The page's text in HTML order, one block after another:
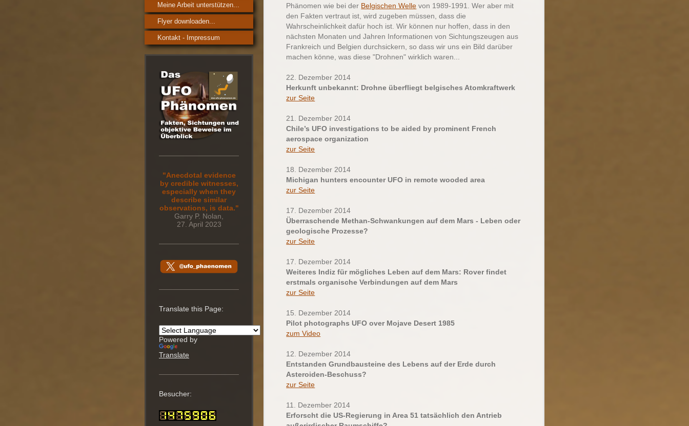
Meine Arbeit unterstützen...
Flyer downloaden...
Kontakt - Impressum
"Anecdotal evidence
by credible witnesses,
especially when they
describe similar
observations, is data."
Garry P. Nolan,
27. April 2023
Translate this Page:
Powered by
Translate
Besucher:
Phänomen wie bei der Belgischen Welle von 1989-1991. Wer aber mit
den Fakten vertraut ist, wird zugeben müssen, dass die
Wahrscheinlichkeit dafür hoch ist. Wir können nur hoffen, dass in den
nächsten Monaten und Jahren Informationen von Sichtungszeugen aus
Frankreich und Belgien durchsickern, so dass wir uns ein Bild darüber
machen könne, was diese "Drohnen" wirklich waren...
22. Dezember 2014
Herkunft unbekannt: Drohne überfliegt belgisches Atomkraftwerk
zur Seite
21. Dezember 2014
Chile’s UFO investigations to be aided by prominent French
aerospace organization
zur Seite
18. Dezember 2014
Michigan hunters encounter UFO in remote wooded area
zur Seite
17. Dezember 2014
Überraschende Methan-Schwankungen auf dem Mars - Leben oder
geologische Prozesse?
zur Seite
17. Dezember 2014
Weiteres Indiz für mögliches Leben auf dem Mars: Rover findet
erstmals organische Verbindungen auf dem Mars
zur Seite
15. Dezember 2014
Pilot photographs UFO over Mojave Desert 1985
zum Video
12. Dezember 2014
Entstanden Grundbausteine des Lebens auf der Erde durch
Asteroiden-Beschuss?
zur Seite
11. Dezember 2014
Erforscht die US-Regierung in Area 51 tatsächlich den Antrieb